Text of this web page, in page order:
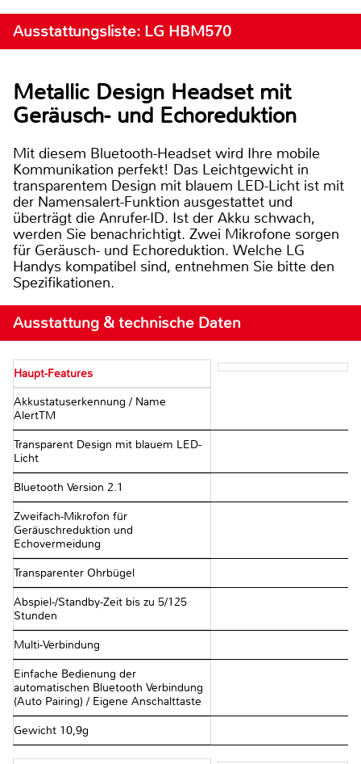
Ausstattungsliste: LG HBM570
Metallic Design Headset mit
Geräusch- und Echoreduktion
Mit diesem Bluetooth-Headset wird Ihre mobile
Kommunikation perfekt! Das Leichtgewicht in
transparentem Design mit blauem LED-Licht ist mit
der Namensalert-Funktion ausgestattet und
überträgt die Anrufer-ID. Ist der Akku schwach,
werden Sie benachrichtigt. Zwei Mikrofone sorgen
für Geräusch- und Echoreduktion. Welche LG
Handys kompatibel sind, entnehmen Sie bitte den
Spezifikationen.
Ausstattung & technische Daten
Haupt-Features
Akkustatuserkennung / Name
AlertTM
Transparent Design mit blauem LED-
Licht
Bluetooth Version 2.1
Zweifach-Mikrofon für
Geräuschreduktion und
Echovermeidung
Transparenter Ohrbügel
Abspiel-/Standby-Zeit bis zu 5/125
Stunden
Multi-Verbindung
Einfache Bedienung der
automatischen Bluetooth Verbindung
(Auto Pairing) / Eigene Anschalttaste
Gewicht 10,9g